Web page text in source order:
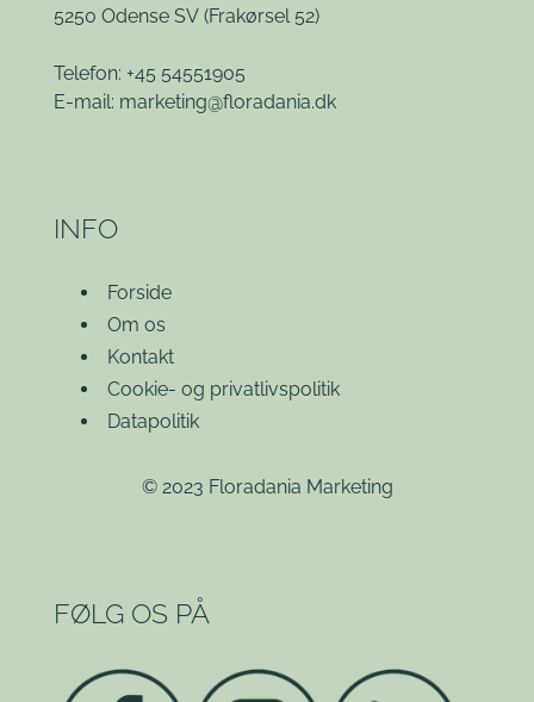
5250 Odense SV (Frakørsel 52)
Telefon: +45 54551905
E-mail: marketing@floradania.dk
INFO
Forside
Om os
Kontakt
Cookie- og privatlivspolitik
Datapolitik
© 2023 Floradania Marketing
FØLG OS PÅ